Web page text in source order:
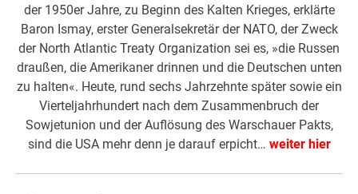
der 1950er Jahre, zu Beginn des Kalten Krieges, erklärte
Baron Ismay, erster Generalsekretär der NATO, der Zweck
der North Atlantic Treaty Organization sei es, »die Russen
draußen, die Amerikaner drinnen und die Deutschen unten
zu halten«. Heute, rund sechs Jahrzehnte später sowie ein
Vierteljahrhundert nach dem Zusammenbruch der
Sowjetunion und der Auflösung des Warschauer Pakts,
sind die USA mehr denn je darauf erpicht… weiter hier